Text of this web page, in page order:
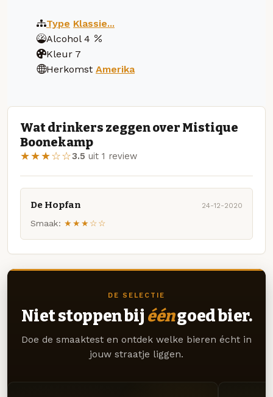
Type Klassie...
Alcohol 4
Kleur 7
Herkomst Amerika
Wat drinkers zeggen over Mistique
Boonekamp
★★★☆☆3.5 uit 1 review
De Hopfan 24-12-2020
Smaak: ★★★☆☆
DE SELECTIE
Niet stoppen bij ééngoed bier.
Doe de smaaktest en ontdek welke bieren écht in
jouw straatje liggen.